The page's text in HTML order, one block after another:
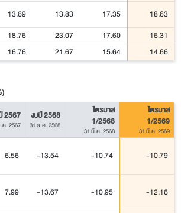
13.69 13.83 17.35 18.63
18.76 23.07 17.60 16.31
16.76 21.67 15.64 14.66
2567
ค. 2567
งบปี 2568
31 ธ.ค. 2568
ไตรมาส
1/2568
31 มี.ค. 2568
ไตรมาส
1/2569
31 มี.ค. 2569
6.56 -13.54 -10.74 -10.79
7.99 -13.67 -10.95 -12.16